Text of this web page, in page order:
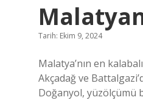
Tarih: Ekim 9, 2024
Malatya’nın en
Akçadağ ve
Doğanyol, yüzölçümü